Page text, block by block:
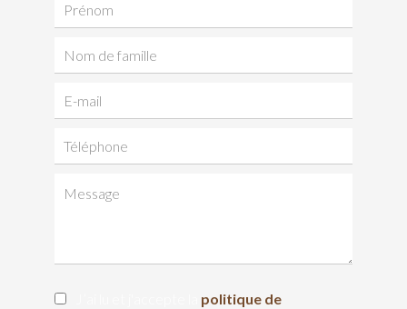
politique de